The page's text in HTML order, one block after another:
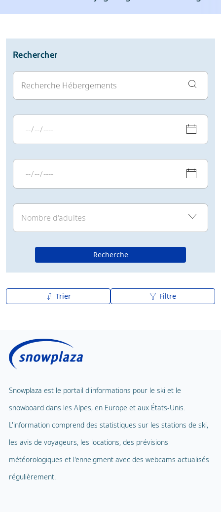
Météo
Écoles de ski
Location de ski
Rechercher
Recherche
Trier Filtre
De A à Z
Snowplaza est le portail d'informations pour le ski et le
snowboard dans les Alpes, en Europe et aux États-Unis.
L'information comprend des statistiques sur les stations de ski,
les avis de voyageurs, les locations, des prévisions
météorologiques et l'enneigment avec des webcams actualisés
régulièrement.